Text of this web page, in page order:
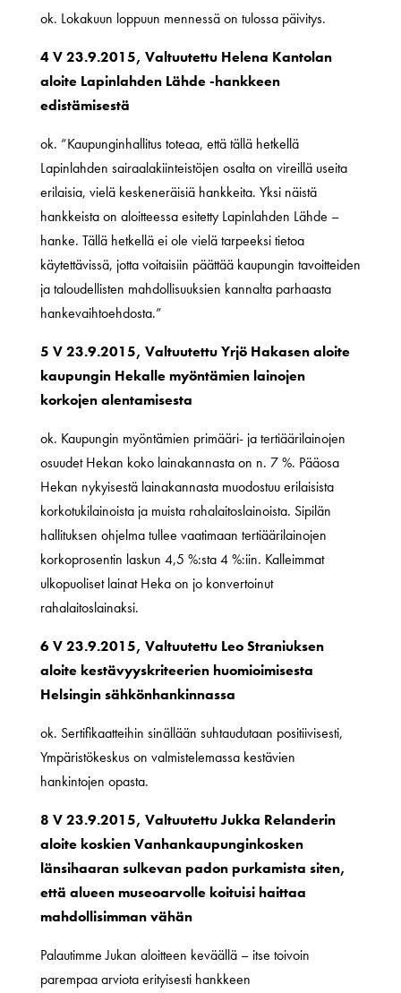
ok. Lokakuun loppuun mennessä on tulossa päivitys.
4 V 23.9.2015, Valtuutettu Helena Kantolan
aloite Lapinlahden Lähde -hankkeen
edistämisestä
ok. ”Kaupunginhallitus toteaa, että tällä hetkellä
Lapinlahden sairaalakiinteistöjen osalta on vireillä useita
erilaisia, vielä keskeneräisiä hankkeita. Yksi näistä
hankkeista on aloitteessa esitetty Lapinlahden Lähde –
hanke. Tällä hetkellä ei ole vielä tarpeeksi tietoa
käytettävissä, jotta voitaisiin päättää kaupungin tavoitteiden
ja taloudellisten mahdollisuuksien kannalta parhaasta
hankevaihtoehdosta.”
5 V 23.9.2015, Valtuutettu Yrjö Hakasen aloite
kaupungin Hekalle myöntämien lainojen
korkojen alentamisesta
ok. Kaupungin myöntämien primääri- ja tertiäärilainojen
osuudet Hekan koko lainakannasta on n. 7 %. Pääosa
Hekan nykyisestä lainakannasta muodostuu erilaisista
korkotukilainoista ja muista rahalaitoslainoista. Sipilän
hallituksen ohjelma tullee vaatimaan tertiäärilainojen
korkoprosentin laskun 4,5 %:sta 4 %:iin. Kalleimmat
ulkopuoliset lainat Heka on jo konvertoinut
rahalaitoslainaksi.
6 V 23.9.2015, Valtuutettu Leo Straniuksen
aloite kestävyyskriteerien huomioimisesta
Helsingin sähkönhankinnassa
ok. Sertifikaatteihin sinällään suhtaudutaan positiivisesti,
Ympäristökeskus on valmistelemassa kestävien
hankintojen opasta.
8 V 23.9.2015, Valtuutettu Jukka Relanderin
aloite koskien Vanhankaupunginkosken
länsihaaran sulkevan padon purkamista siten,
että alueen museoarvolle koituisi haittaa
mahdollisimman vähän
Palautimme Jukan aloitteen keväällä – itse toivoin
parempaa arviota erityisesti hankkeen